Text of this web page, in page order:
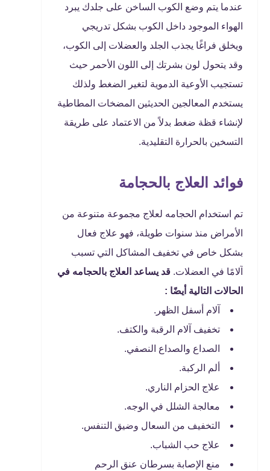
عندما يتم وضع الكوب الساخن على جلدك يبرد
الهواء الموجود داخل الكوب بشكل تدريجي
ويخلق فراغًا يجذب الجلد والعضلات إلى الكوب،
وقد يتحول لون بشرتك إلى اللون الأحمر حيث
تستجيب الأوعية الدموية لتغير الضغط ولذلك
يستخدم المعالجين الحديثين المضخات المطاطية
لإنشاء قظة ضغط بدلاً من الاعتماد على طريقة
التسخين بالحرارة التقليدية.
فوائد العلاج بالحجامة
تم استخدام الحجامه لعلاج مجموعة متنوعة من
الأمراض منذ سنوات طويلة، فهو علاج فعال
بشكل خاص في تخفيف المشاكل التي تسبب
آلامًا في العضلات. قد يساعد العلاج بالحجامه في
الحالات التالية أيضًا :
آلام أسفل الظهر.
تخفيف آلام الرقبة والكتف.
الصداع والصداع النصفي.
ألم الركبة.
علاج الحزام الناري.
معالجة الشلل في الوجه.
التخفيف من السعال وضيق التنفس.
علاج حب الشباب.
منع الإصابة بسرطان عنق الرحم